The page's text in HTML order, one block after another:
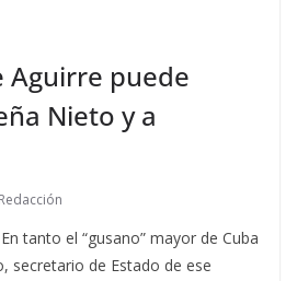
Aguirre puede
Nieto y a
Redacción
tanto el “gusano” mayor de Cuba
secretario de Estado de ese